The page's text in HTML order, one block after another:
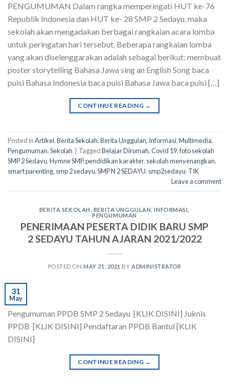
PENGUMUMAN Dalam rangka memperingati HUT ke-76
Republik Indonesia dan HUT ke- 28 SMP 2 Sedayu, maka
sekolah akan mengadakan berbagai rangkaian acara lomba
untuk peringatan hari tersebut. Beberapa rangkaian lomba
yang akan diselenggarakan adalah sebagai berikut: membuat
poster storytelling Bahasa Jawa sing an English Song baca
puisi Bahasa Indonesia baca puisi Bahasa Jawa baca puisi […]
CONTINUE READING →
Posted inArtikel,Berita Sekolah,Berita Unggulan, Informasi,Multimedia,
Pengumuman,Sekolah TaggedBelajar Dirumah,Covid 19,foto sekolah
SMP 2 Sedayu,Hymne SMP,pendidikan karakter, sekolah menyenangkan,
smart parenting, smp 2 sedayu,SMP N 2 SEDAYU, smp2sedayu, TIK
Leave a comment
BERITA SEKOLAH BERITA UNGGULAN ,INFORMASI
PENGUMUMAN
PENERIMAAN PESERTA DIDIK BARU SMP
2 SEDAYU TAHUN AJARAN 2021/2022
POSTED ON MAY 31, 2021 BYADMINISTRATOR
31
May
Pengumuman PPDB SMP 2 Sedayu [KLIK DISINI] Juknis
PPDB [KLIK DISINI] Pendaftaran PPDB Bantul [KLIK
DISINI]
CONTINUE READING →